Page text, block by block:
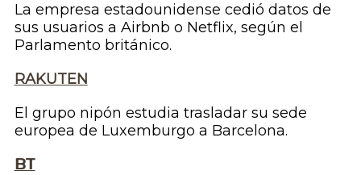
La empresa estadounidense cedió datos de
sus usuarios a Airbnb o Netflix, según el
Parlamento británico.
RAKUTEN
El grupo nipón estudia trasladar su sede
europea de Luxemburgo a Barcelona.
BT